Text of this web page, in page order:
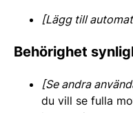
[Lägg till
Behörighet
[Se andra
du vill se fulla